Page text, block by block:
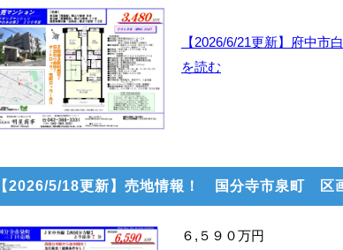
【2026/6/21更新】府中
を読む
【2026/5/18更新】売地情報！ 国分寺市泉町 区
６,５９０万円